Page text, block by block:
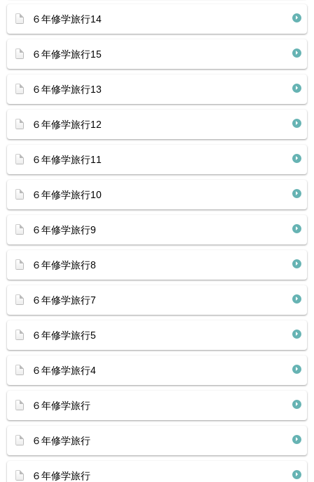
６年修学旅行14
６年修学旅行15
６年修学旅行13
６年修学旅行12
６年修学旅行11
６年修学旅行10
６年修学旅行9
６年修学旅行8
６年修学旅行7
６年修学旅行5
６年修学旅行4
６年修学旅行
６年修学旅行
６年修学旅行